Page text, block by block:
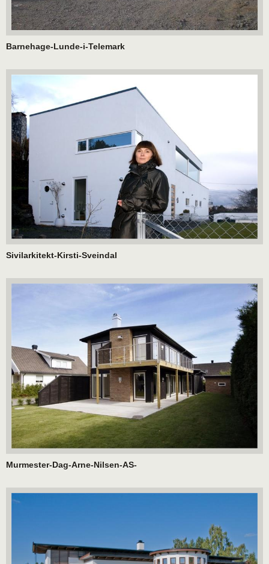
Barnehage-Lunde-i-Telemark
Sivilarkitekt-Kirsti-Sveindal
Murmester-Dag-Arne-Nilsen-AS-